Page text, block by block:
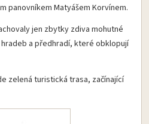
panovníkem Matyášem Korvínem.
jen zbytky zdiva mohutné
a předhradí, které obklopují
zelená turistická trasa, začínající